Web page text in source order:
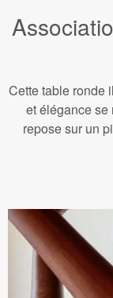
Cette table ronde
et élégance se
repose sur un